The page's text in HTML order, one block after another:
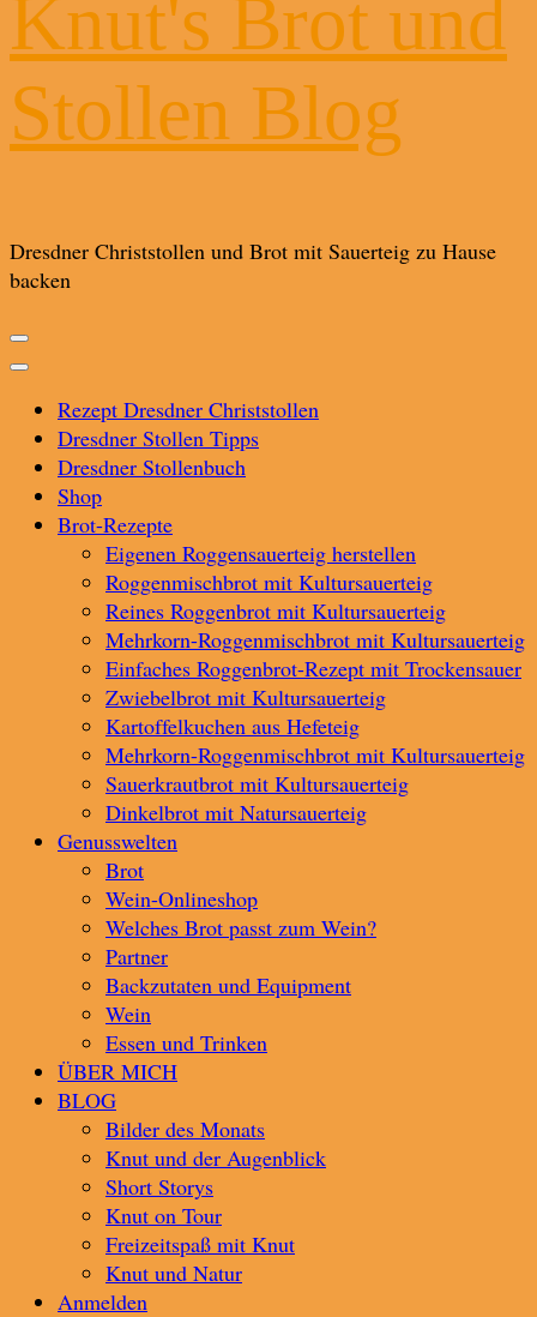
Knut's Brot und
Stollen Blog
Dresdner Christstollen und Brot mit Sauerteig zu Hause
backen
Rezept Dresdner Christstollen
Dresdner Stollen Tipps
Dresdner Stollenbuch
Shop
Brot-Rezepte
Eigenen Roggensauerteig herstellen
Roggenmischbrot mit Kultursauerteig
Reines Roggenbrot mit Kultursauerteig
Mehrkorn-Roggenmischbrot mit Kultursauerteig
Einfaches Roggenbrot-Rezept mit Trockensauer
Zwiebelbrot mit Kultursauerteig
Kartoffelkuchen aus Hefeteig
Mehrkorn-Roggenmischbrot mit Kultursauerteig
Sauerkrautbrot mit Kultursauerteig
Dinkelbrot mit Natursauerteig
Genusswelten
Brot
Wein-Onlineshop
Welches Brot passt zum Wein?
Partner
Backzutaten und Equipment
Wein
Essen und Trinken
ÜBER MICH
BLOG
Bilder des Monats
Knut und der Augenblick
Short Storys
Knut on Tour
Freizeitspaß mit Knut
Knut und Natur
Anmelden